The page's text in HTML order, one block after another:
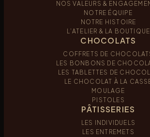
NOS VALEURS &
NOTRE ÉQUIPE
NOTRE HISTOIRE
L’ATELIER & LA BOUTIQUE
CHOCOLATS
COFFRETS DE
LES BONBONS DE
LES TABLETTES DE
LE CHOCOLAT À LA
MOULAGE
PISTOLES
PÂTISSERIES
LES INDIVIDUELS
LES ENTREMETS